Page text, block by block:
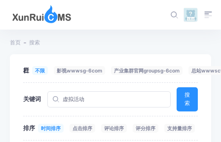
首页 搜索
栏目 不限 影视wwwsg-6com 产业集群官网groupsg-6com 总站
关键词
搜
索
排序 时间排序 点击排序 评论排序 评分排序 支持量排序